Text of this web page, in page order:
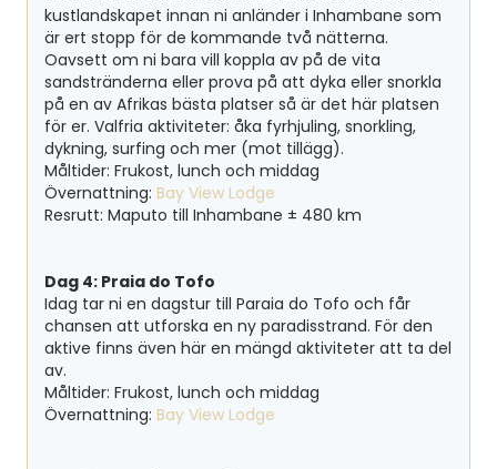
kustlandskapet innan ni anländer i Inhambane som
är ert stopp för de kommande två nätterna.
Oavsett om ni bara vill koppla av på de vita
sandstränderna eller prova på att dyka eller snorkla
på en av Afrikas bästa platser så är det här platsen
för er. Valfria aktiviteter: åka fyrhjuling, snorkling,
dykning, surfing och mer (mot tillägg).
Måltider: Frukost, lunch och middag
Övernattning: Bay View Lodge
Resrutt: Maputo till Inhambane ± 480 km
Dag 4: Praia do Tofo
Idag tar ni en dagstur till Paraia do Tofo och får
chansen att utforska en ny paradisstrand. För den
aktive finns även här en mängd aktiviteter att ta del
av.
Måltider: Frukost, lunch och middag
Övernattning: Bay View Lodge